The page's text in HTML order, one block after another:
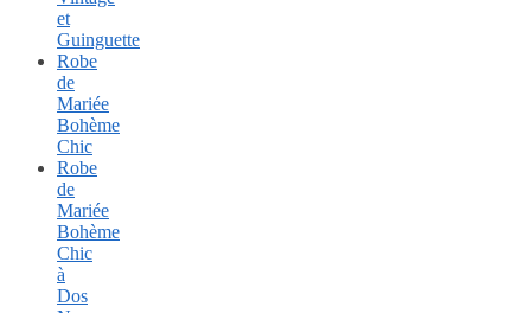
et
Guinguette
Robe
de
Mariée
Bohème
Chic
Robe
de
Mariée
Bohème
Chic
à
Dos